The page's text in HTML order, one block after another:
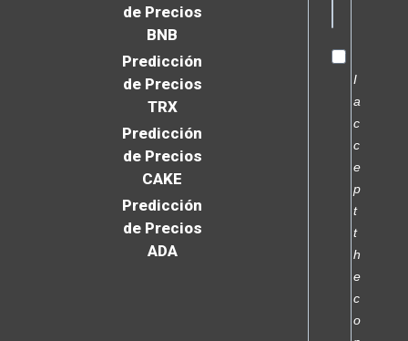
de Precios
BNB
Predicción
de Precios
TRX
Predicción
de Precios
CAKE
Predicción
de Precios
ADA
I
a
c
c
e
p
t
t
h
e
c
o